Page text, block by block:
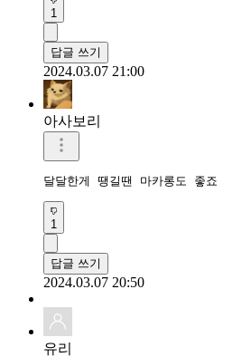
1
답글 쓰기
2024.03.07 21:00
아사보리
달달한게 땡길땐 마카롱도 좋죠
1
답글 쓰기
2024.03.07 20:50
유리